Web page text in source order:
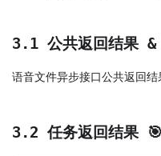
3.1 公共返回结果 &
语音文件异步接口公共返回结
3.2 任务返回结果 🎯